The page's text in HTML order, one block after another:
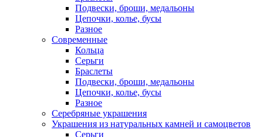
Подвески, броши, медальоны
Цепочки, колье, бусы
Разное
Современные
Кольца
Серьги
Браслеты
Подвески, броши, медальоны
Цепочки, колье, бусы
Разное
Серебряные украшения
Украшения из натуральных камней и самоцветов
Серьги